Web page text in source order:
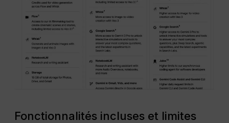
Fonctionnalités incluses et limites